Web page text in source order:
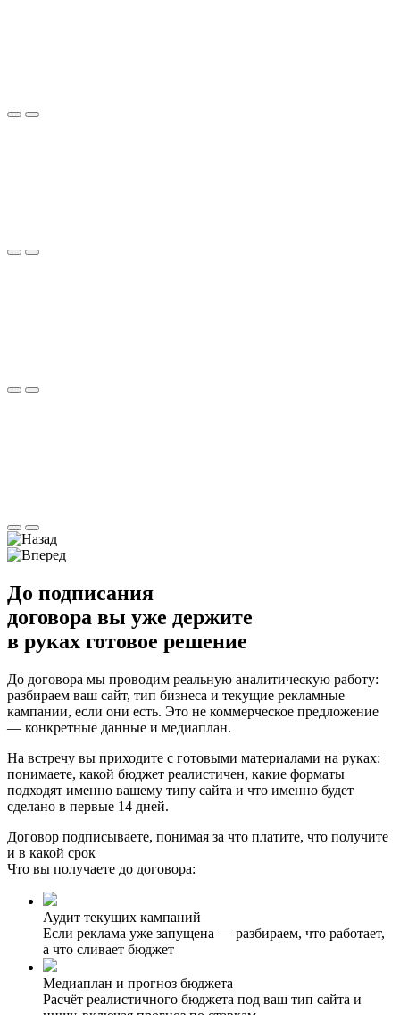
До подписания
договора вы уже держите
в руках готовое решение
До договора мы проводим реальную аналитическую работу:
разбираем ваш сайт, тип бизнеса и текущие рекламные
кампании, если они есть. Это не коммерческое предложение
— конкретные данные и медиаплан.
На встречу вы приходите с готовыми материалами на руках:
понимаете, какой бюджет реалистичен, какие форматы
подходят именно вашему типу сайта и что именно будет
сделано в первые 14 дней.
Договор подписываете, понимая за что платите, что получите
и в какой срок
Что вы получаете до договора:
Аудит текущих кампаний
Если реклама уже запущена — разбираем, что работает,
а что сливает бюджет
Медиаплан и прогноз бюджета
Расчёт реалистичного бюджета под ваш тип сайта и